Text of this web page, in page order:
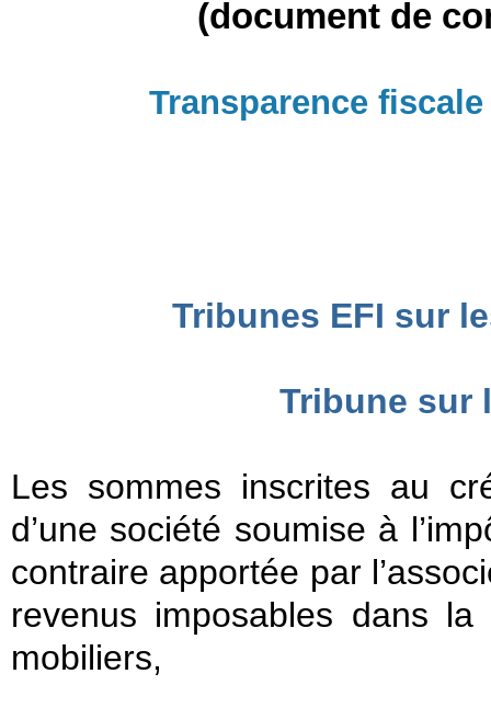
(document de
Transparence
Tribunes EFI sur
Tribune sur
Les sommes inscrites au
d’une société soumise à
contraire apportée par
revenus imposables dans
mobiliers,